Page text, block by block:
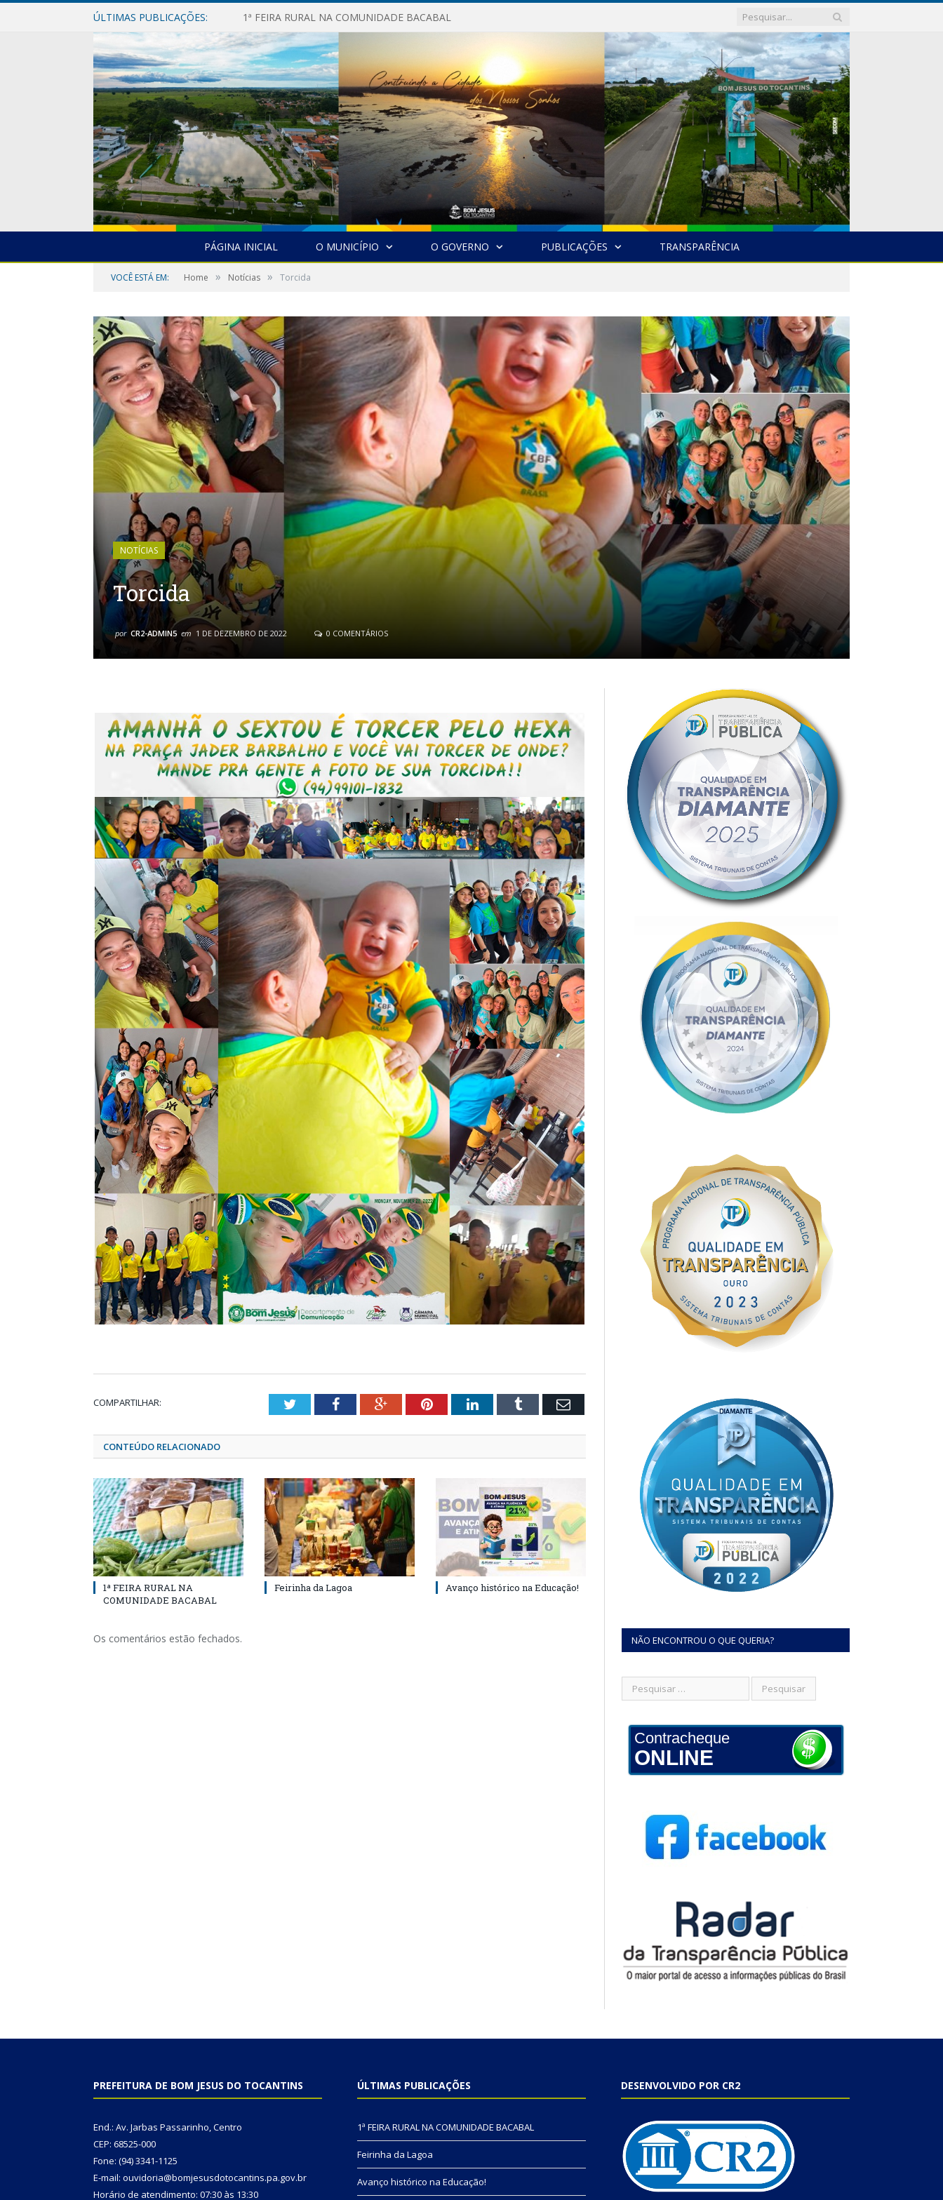
ÚLTIMAS PUBLICAÇÕES: 1ª FEIRA RURAL NA COMUNIDADE BACABAL
PÁGINA INICIAL O MUNICÍPIO O GOVERNO PUBLICAÇÕES TRANSPARÊNCIA
VOCÊ ESTÁ EM: Home » Notícias » Torcida
NOTÍCIAS
Torcida
por CR2-ADMIN5 em 1 DE DEZEMBRO DE 2022 0 COMENTÁRIOS
COMPARTILHAR: TwitterFacebookGoogle+PinterestLinkedInTumblr Email
CONTEÚDO RELACIONADO
1ª FEIRA RURAL NA
COMUNIDADE BACABAL
Feirinha da Lagoa Avanço histórico na Educação!
Os comentários estão fechados. NÃO ENCONTROU O QUE QUERIA?
Contracheque
ONLINE
PREFEITURA DE BOM JESUS DO TOCANTINS
End.: Av. Jarbas Passarinho, Centro
CEP: 68525-000
Fone: (94) 3341-1125
E-mail: ouvidoria@bomjesusdotocantins.pa.gov.br
Horário de atendimento: 07:30 às 13:30
ÚLTIMAS PUBLICAÇÕES
1ª FEIRA RURAL NA COMUNIDADE BACABAL
Feirinha da Lagoa
Avanço histórico na Educação!
DESENVOLVIDO POR CR2